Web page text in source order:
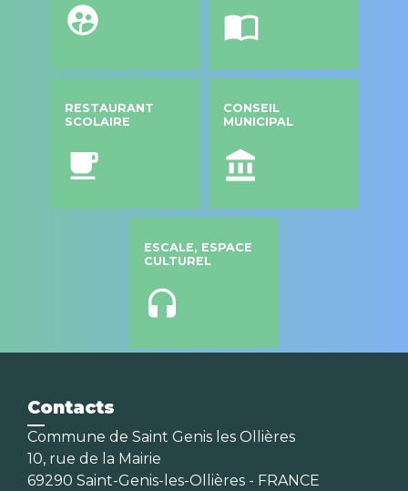
supervised_user_circle import_contacts
RESTAURANT
SCOLAIRE
local_cafe
CONSEIL
MUNICIPAL
account_balance
ESCALE, ESPACE
CULTUREL
headset
Contacts
Commune de Saint Genis les Ollières
10, rue de la Mairie
69290 Saint-Genis-les-Ollières - FRANCE